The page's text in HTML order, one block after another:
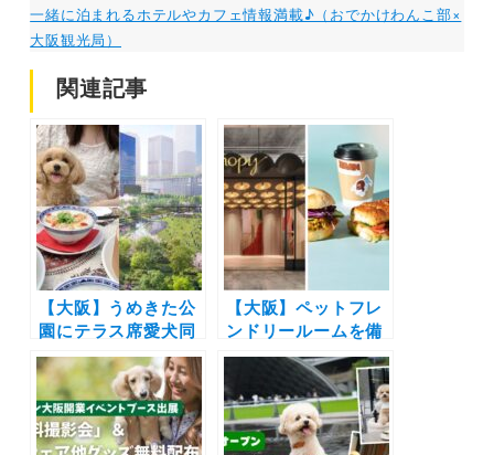
一緒に泊まれるホテルやカフェ情報満載♪（おでかけわんこ部×
大阪観光局）
関連記事
【大阪】うめきた公
園にテラス席愛犬同
伴OKの「SIK
eatery グラングリ
ーン大阪店」2024年
9月6日オープン決定
【大阪】ペットフレ
ンドリールームを備
えた「キャノピーby
ヒルトン大阪梅田」
が2024年9月6日オ
ープン！併設カフェ
のテラス席はペット